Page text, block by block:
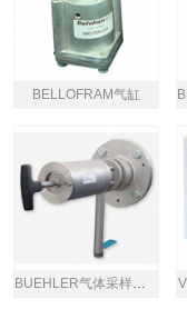
BELLOFRAM气缸
BUEHLER气体采样探头